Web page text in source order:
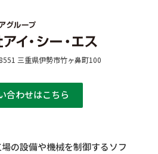
三重県伊勢市竹ヶ鼻町100
合わせはこちら
の設備や機械を制御するソフ